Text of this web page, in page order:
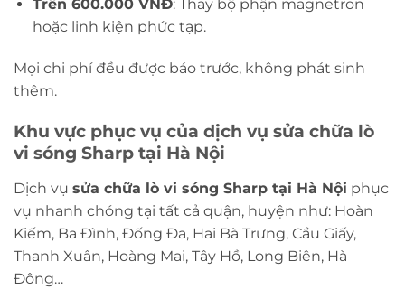
Trên 600.000 VNĐ: Thay bộ phận magnetron
hoặc linh kiện phức tạp.
Mọi chi phí đều được báo trước, không phát sinh
thêm.
Khu vực phục vụ của dịch vụ sửa chữa lò
vi sóng Sharp tại Hà Nội
Dịch vụ sửa chữa lò vi sóng Sharp tại Hà Nội phục
vụ nhanh chóng tại tất cả quận, huyện như: Hoàn
Kiếm, Ba Đình, Đống Đa, Hai Bà Trưng, Cầu Giấy,
Thanh Xuân, Hoàng Mai, Tây Hồ, Long Biên, Hà
Đông…